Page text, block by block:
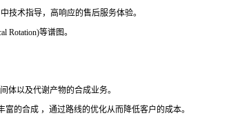
技术指导，高响应的售后服务体验。
等谱图。
体以及代谢产物的合成业务。
的合成 ，通过路线的优化从而降低客户的成本。